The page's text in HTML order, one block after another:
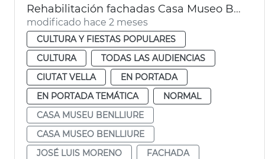
Rehabilitación fachadas Casa Museo Benlliure València
modificado hace 2 meses
CULTURA Y FIESTAS POPULARES
CULTURA
TODAS LAS AUDIENCIAS
CIUTAT VELLA
EN PORTADA
EN PORTADA TEMÁTICA
NORMAL
CASA MUSEU BENLLIURE
CASA MUSEO BENLLIURE
JOSÉ LUIS MORENO
FACHADA